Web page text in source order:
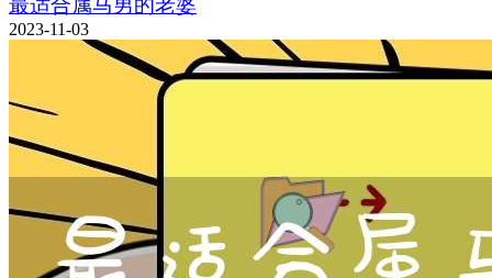
最适合属马男的老婆
2023-11-03